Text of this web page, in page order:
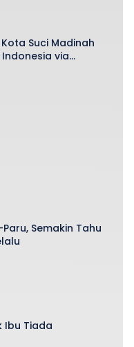
Suci Madinah
via
Syeikh KH Buya
Semakin Tahu
Ibu Tiada